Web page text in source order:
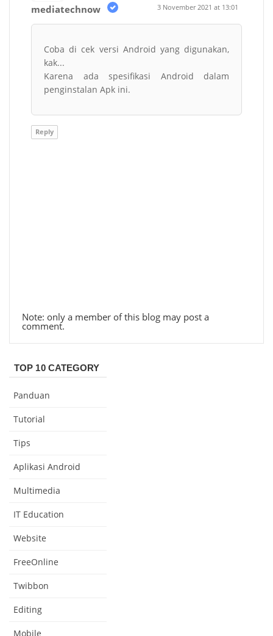
mediatechnow 3 November 2021 at 13:01
Coba di cek versi Android yang digunakan,
kak...
Karena ada spesifikasi Android dalam
penginstalan Apk ini.
Reply
Note: only a member of this blog may post a
comment.
TOP 10 CATEGORY
Panduan
Tutorial
Tips
Aplikasi Android
Multimedia
IT Education
Website
FreeOnline
Twibbon
Editing
Mobile